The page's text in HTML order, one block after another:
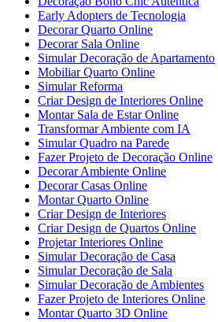
Early Adopters de Tecnologia
Decorar Quarto Online
Decorar Sala Online
Simular Decoração de Apartamento
Mobiliar Quarto Online
Simular Reforma
Criar Design de Interiores Online
Montar Sala de Estar Online
Transformar Ambiente com IA
Simular Quadro na Parede
Fazer Projeto de Decoração Online
Decorar Ambiente Online
Decorar Casas Online
Montar Quarto Online
Criar Design de Interiores
Criar Design de Quartos Online
Projetar Interiores Online
Simular Decoração de Casa
Simular Decoração de Sala
Simular Decoração de Ambientes
Fazer Projeto de Interiores Online
Montar Quarto 3D Online